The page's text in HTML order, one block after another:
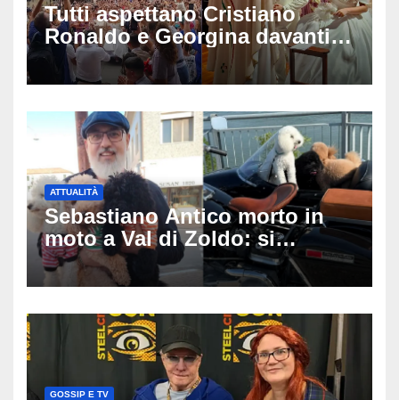
Tutti aspettano Cristiano
Ronaldo e Georgina davanti
alla cattedrale: ma il
matrimonio era di un’altra
ATTUALITÀ
Sebastiano Antico morto in
moto a Val di Zoldo: si
schianta con il sidecar, salvi i
due cagnolini
GOSSIP E TV